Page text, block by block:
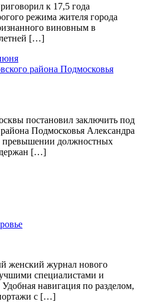
к 17,5 года
режима жителя города
виновным в
[…]
района Подмосковья
постановил заключить под
Подмосковья Александра
превышении должностных
[…]
женский журнал нового
специалистами и
навигация по разделом,
с […]